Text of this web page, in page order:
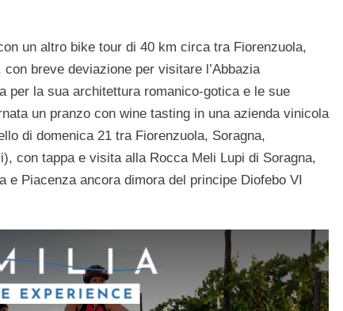
un altro bike tour di 40 km circa tra Fiorenzuola,
breve deviazione per visitare l’Abbazia
per la sua architettura romanico-gotica e le sue
un pranzo con wine tasting in una azienda vinicola
di domenica 21 tra Fiorenzuola, Soragna,
con tappa e visita alla Rocca Meli Lupi di Soragna,
e Piacenza ancora dimora del principe Diofebo VI